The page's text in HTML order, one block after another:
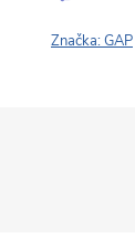
Značka:GAP